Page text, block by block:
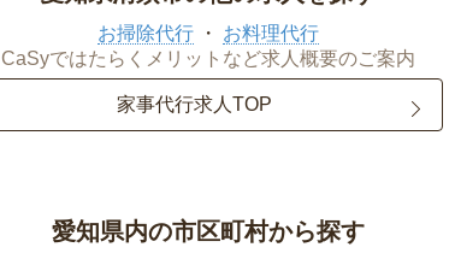
お掃除代行
お料理代行
CaSyではたらくメリットなど求人概要のご案内
家事代行求人TOP
愛知県内の市区町村から探す